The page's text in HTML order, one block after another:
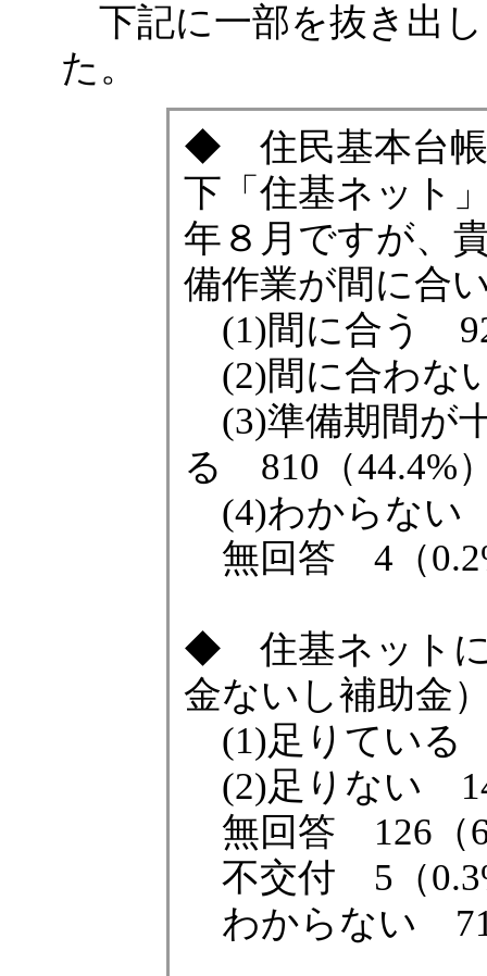
下記に一部を抜き出
た。
◆ 住民基本台帳
下「住基ネット
年８月ですが、
備作業が間に合
(1)間に合う
(2)間に合わな
(3)準備期間が
る 810（44.4%
(4)わからない
無回答 4（
◆ 住基ネットに
金ないし補助金
(1)足りている
(2)足りない
無回答 126（
不交付 5（
わからない 71